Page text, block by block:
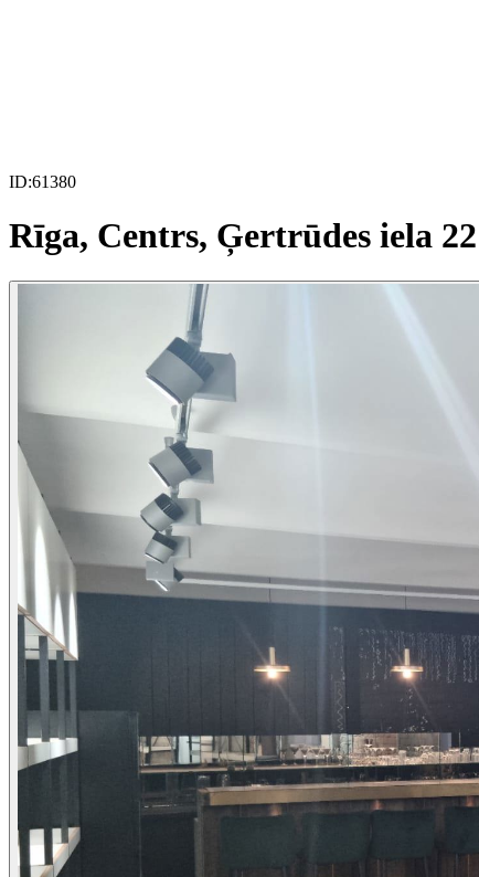
ID:61380
Rīga, Centrs, Ģertrūdes iela 22